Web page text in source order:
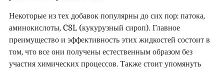
Некоторые из тех добавок популярны до сих пор: патока,
аминокислоты, CSL (кукурузный сироп). Главное
преимущество и эффективность этих жидкостей состоит в
том, что все они получены естественным образом без
участия химических процессов. Также стоит упомянуть